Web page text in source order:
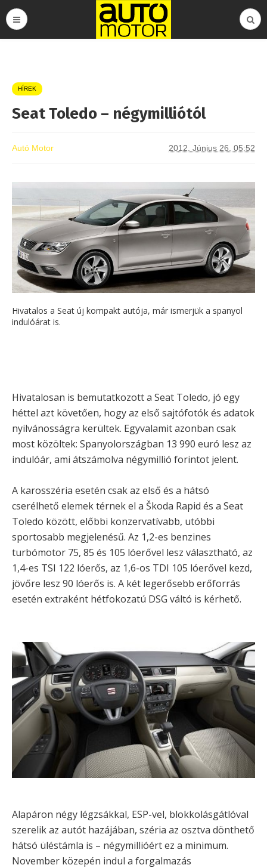
HÍREK
Seat Toledo – négymilliótól
Autó Motor 2012. Június 26. 05:52
Hivatalos a Seat új kompakt autója, már ismerjük a spanyol
indulóárat is.
Hivatalosan is bemutatkozott a Seat Toledo, jó egy
héttel azt követően, hogy az első sajtófotók és adatok
nyilvánosságra kerültek. Egyvalamit azonban csak
most közöltek: Spanyolországban 13 990 euró lesz az
indulóár, ami átszámolva négymillió forintot jelent.
A karosszéria esetén csak az első és a hátsó
cserélhető elemek térnek el a Škoda Rapid és a Seat
Toledo között, előbbi konzervatívabb, utóbbi
sportosabb megjelenésű. Az 1,2-es benzines
turbómotor 75, 85 és 105 lóerővel lesz választható, az
1,4-es TSI 122 lóerős, az 1,6-os TDI 105 lóerővel kezd,
jövőre lesz 90 lóerős is. A két legerősebb erőforrás
esetén extraként hétfokozatú DSG váltó is kérhető.
Alapáron négy légzsákkal, ESP-vel, blokkolásgátlóval
szerelik az autót hazájában, széria az osztva dönthető
hátsó üléstámla is – négymillióért ez a minimum.
November közepén indul a forgalmazás